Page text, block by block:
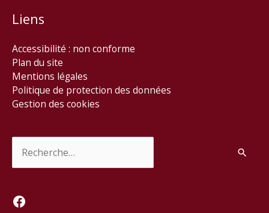
Liens
Accessibilité : non conforme
Plan du site
Mentions légales
Politique de protection des données
Gestion des cookies
Facebook